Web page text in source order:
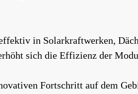
in Solarkraftwerken,
sich die Effizienz der
Fortschritt auf dem